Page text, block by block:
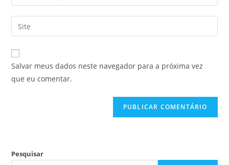
Salvar meus dados neste navegador para a próxima vez
que eu comentar.
Pesquisar